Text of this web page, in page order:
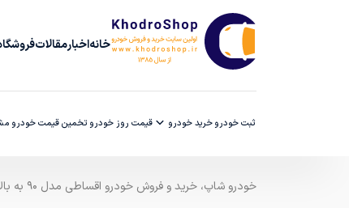
خانهاخبارمقالات
ثبت خودروخرید خودرو قیمت روز خودرو تخمین قیمت خودرو
خودرو شاپ، خرید و فروش خودرو اقساطی مدل ۹۰ به بالا با ضمانت کارشناسی